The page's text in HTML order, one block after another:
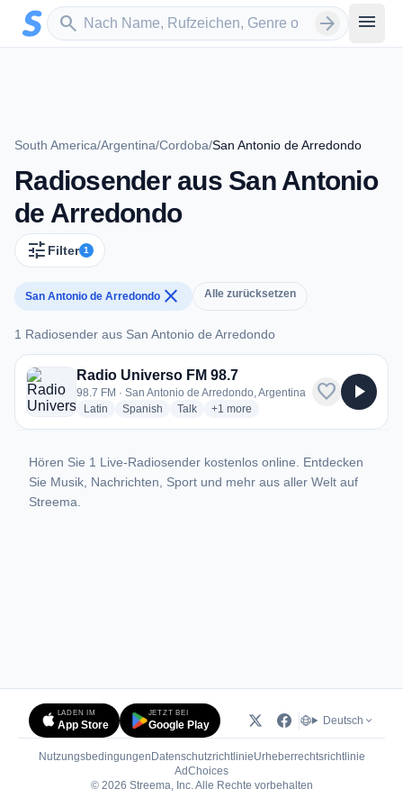
Zum Hauptinhalt springen
search
Sender suchen arrow_forward menu
South America/Argentina/Cordoba/San Antonio de Arredondo
Radiosender aus San Antonio
de Arredondo
tune Filter 1
San Antonio de Arredondo close Alle zurücksetzen
1 Radiosender aus San Antonio de Arredondo
1 Radiosender aus San Antonio de Arredondo
Radio Universo FM 98.7
98.7 FM · San Antonio de Arredondo, Argentina
Latin radio stations
Spanish radio stations
Talkradio stations
+1 more genres for Radio Universo FM
more
favorite play_arrow
Hören Sie 1 Live-Radiosender kostenlos online. Entdecken
Sie Musik, Nachrichten, Sport und mehr aus aller Welt auf
Streema.
LADEN IM
App Store
JETZT BEI
Google Play Deutsch
Nutzungsbedingungen DatenschutzrichtlinieUrheberrechtsrichtlinie
AdChoices(öffnet in neuem Tab)
© 2026 Streema, Inc. Alle Rechte vorbehalten